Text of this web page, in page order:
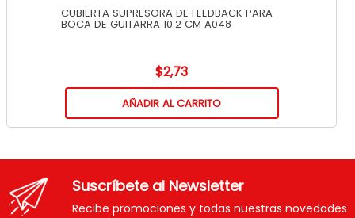
CUBIERTA SUPRESORA DE FEEDBACK PARA
BOCA DE GUITARRA 10.2 CM A048
$2,73
AÑADIR AL CARRITO
Suscríbete al Newsletter
Recibe promociones y todas nuestras novedades